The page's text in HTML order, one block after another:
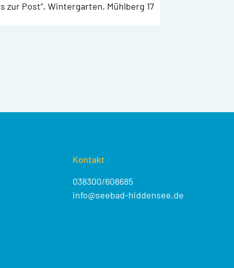
zur Post”, Wintergarten, Mühlberg 17
Kontakt
038300/608685
info@seebad-hiddensee.de